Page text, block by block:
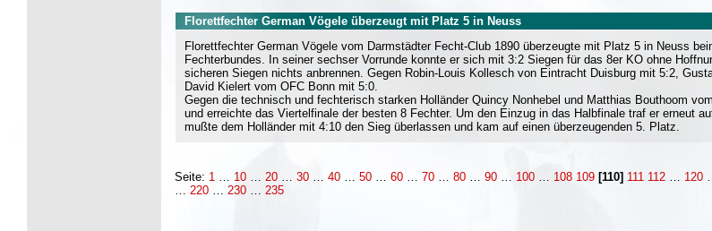
Florettfechter German Vögele überzeugt mit Platz 5 in Neuss
Florettfechter German Vögele vom Darmstädter Fecht-Club 1890 überzeugte mit Platz 5 in Neuss
Fechterbundes. In seiner sechser Vorrunde konnte er sich mit 3:2 Siegen für das 8er KO ohne
sicheren Siegen nichts anbrennen. Gegen Robin-Louis Kollesch von Eintracht Duisburg mit 5:2,
David Kielert vom OFC Bonn mit 5:0.
Gegen die technisch und fechterisch starken Holländer Quincy Nonhebel und Matthias Bouthoom
und erreichte das Viertelfinale der besten 8 Fechter. Um den Einzug in das Halbfinale traf er erneut
mußte dem Holländer mit 4:10 den Sieg überlassen und kam auf einen überzeugenden 5. Platz.
Seite: 1 … 10 … 20 … 30 … 40 … 50 … 60 … 70 … 80 … 90 … 100 … 108 109 [110] 111 112 … 120
… 220 … 230 … 235